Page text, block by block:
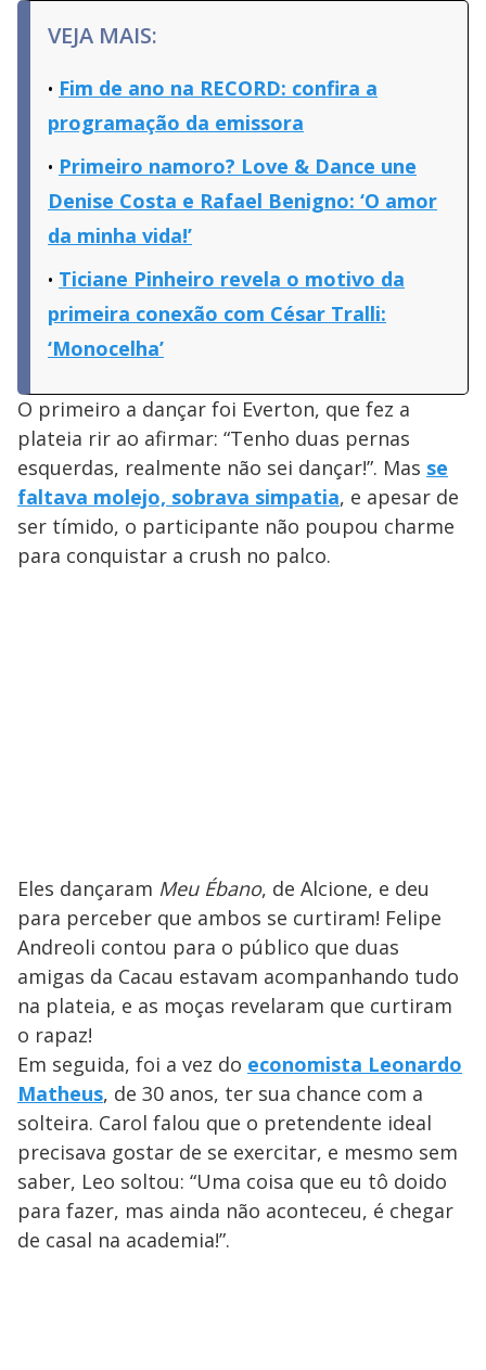
VEJA MAIS:
Fim de ano na RECORD: confira a
programação da emissora
Primeiro namoro? Love & Dance une
Denise Costa e Rafael Benigno: ‘O amor
da minha vida!’
Ticiane Pinheiro revela o motivo da
primeira conexão com César Tralli:
‘Monocelha’
O primeiro a dançar foi Everton, que fez a
plateia rir ao afirmar: “Tenho duas pernas
esquerdas, realmente não sei dançar!”. Mas se
faltava molejo, sobrava simpatia, e apesar de
ser tímido, o participante não poupou charme
para conquistar a crush no palco.
Eles dançaram Meu Ébano, de Alcione, e deu
para perceber que ambos se curtiram! Felipe
Andreoli contou para o público que duas
amigas da Cacau estavam acompanhando tudo
na plateia, e as moças revelaram que curtiram
o rapaz!
Em seguida, foi a vez do economista Leonardo
Matheus, de 30 anos, ter sua chance com a
solteira. Carol falou que o pretendente ideal
precisava gostar de se exercitar, e mesmo sem
saber, Leo soltou: “Uma coisa que eu tô doido
para fazer, mas ainda não aconteceu, é chegar
de casal na academia!”.